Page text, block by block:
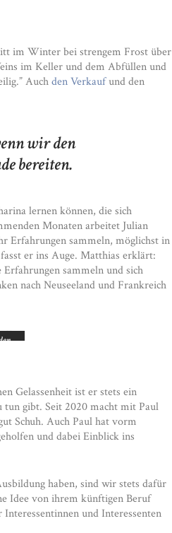
im Winter bei strengem Frost über
im Keller und dem Abfüllen und
Auchden Verkaufund den
wir den
bereiten.
lernen können, die sich
Monaten arbeitet Julian
Erfahrungen sammeln, möglichst in
er ins Auge. Matthias erklärt:
sammeln und sich
nach Neuseeland und Frankreich
Gelassenheit ist er stets ein
tun gibt. Seit 2020 macht mit Paul
Schuh. Auch Paul hat vorm
und dabei Einblick ins
haben, sind wir stets dafür
Idee von ihrem künftigen Beruf
und Interessenten